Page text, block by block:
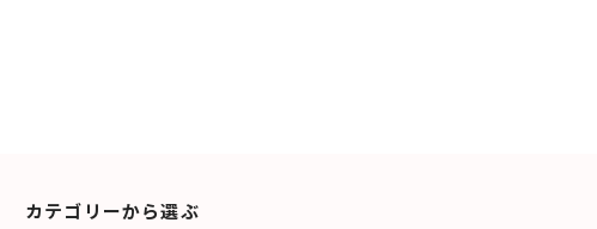
カテゴリーから選ぶ